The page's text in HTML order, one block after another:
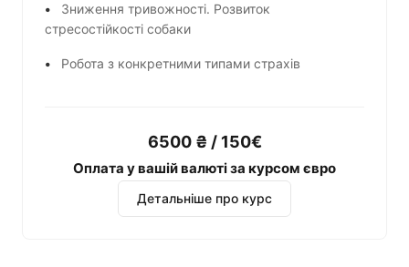
Зниження тривожності. Розвиток
стресостійкості собаки
Робота з конкретними типами страхів
6500 ₴ / 150€
Оплата у вашій валюті за курсом євро
Детальніше про курс